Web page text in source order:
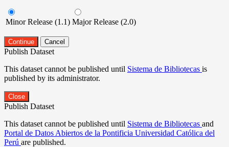
Minor Release (1.1) Major Release (2.0)
Continue Cancel
Publish Dataset
This dataset cannot be published until Sistema de Bibliotecas is
published by its administrator.
Close
Publish Dataset
This dataset cannot be published until Sistema de Bibliotecas and
Portal de Datos Abiertos de la Pontificia Universidad Católica del
Perú are published.